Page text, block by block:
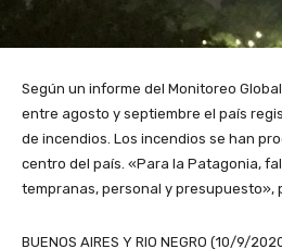
Según un informe del Monitoreo
entre agosto y septiembre el país
de incendios. Los incendios se han
centro del país. «Para la Patagonia,
tempranas, personal y presupuesto»,
BUENOS AIRES Y RIO NEGRO (10/9/